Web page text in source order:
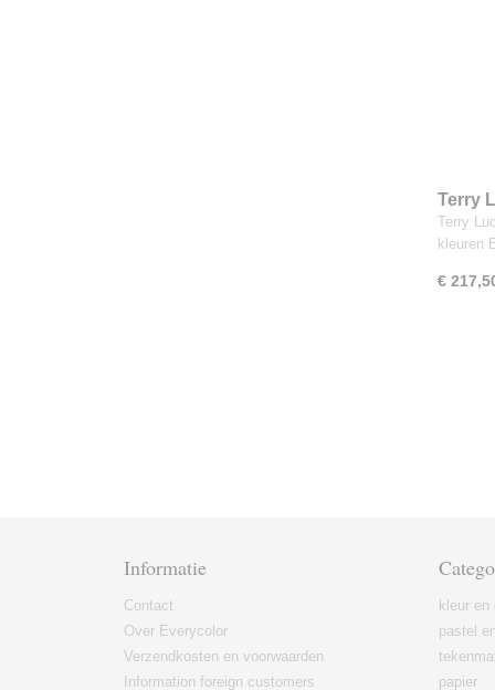
Terry
Terry
kleuren
€
Informatie
Contact
Over Everycolor
Verzendkosten en voorwaarden
Information foreign customers
kleur en
pastel
papier